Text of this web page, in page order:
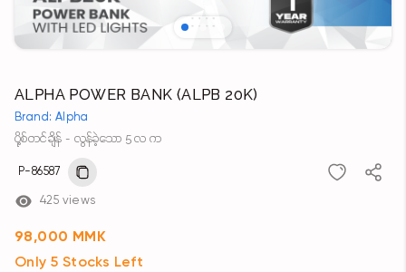
ALPHA POWER BANK (ALPB 20K)
Brand: Alpha
ပို့စ်တင်ချိန် - လွန်ခဲ့သော 5 လ က
P-86587
425 views
98,000 MMK
Only 5 Stocks Left